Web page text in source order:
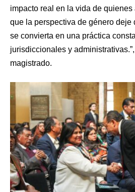
impacto real en la vida de
que la perspectiva de género deje
se convierta en una práctica
jurisdiccionales y
magistrado.